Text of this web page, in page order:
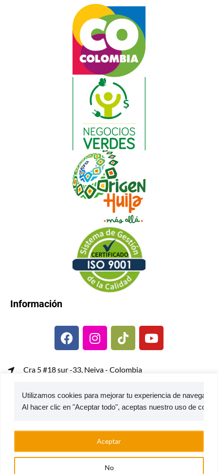
Utilizamos cookies para mejorar tu experiencia de
No
Aceptar
Información
Cra 5 #18 sur -33, Neiva - Colombia
Atención al usuario | PQRS
© 2026 — Estufas Ecoeficientes Metalcof